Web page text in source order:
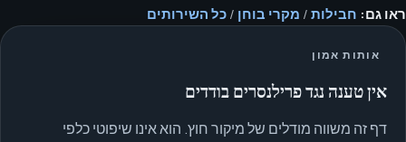
ראו גם: חבילות / מקרי בוחן / כל השירותים
אותות אמון
אין טענה נגד פרילנסרים בודדים
דף זה משווה מודלים של מיקור חוץ. הוא אינו שיפוטי כלפי